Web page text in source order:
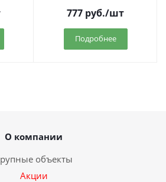
777 руб./шт
Подробнее
О компании
объекты
Акции